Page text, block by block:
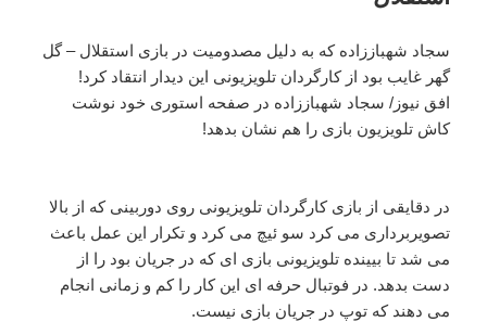
سجاد شهباززاده که به دلیل مصدومیت در بازی استقلال – گل
گهر غایب بود از کارگردان تلویزیونی این دیدار انتقاد کرد!
افق نیوز/ سجاد شهباززاده در صفحه استوری خود نوشت
کاش تلویزیون بازی را هم نشان بدهد!
در دقایقی از بازی کارگردان تلویزیونی روی دوربینی که از بالا
تصویربرداری می کرد سو ئیچ می کرد و تکرار این عمل باعث
می شد تا بیینده تلویزیونی بازی ای که در جریان بود را از
دست بدهد. در فوتبال حرفه ای این کار را کم و زمانی انجام
می دهند که توپ در جریان بازی نیست.